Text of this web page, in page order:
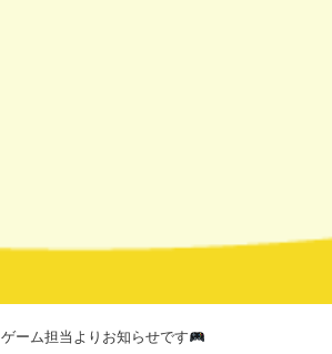
ゲーム担当よりお知らせです